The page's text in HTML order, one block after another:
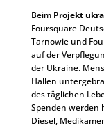
BeimProjekt
Foursquare
Tarnowie und
auf der
der Ukraine.
Hallen
des täglichen
Spenden werden
Diesel,